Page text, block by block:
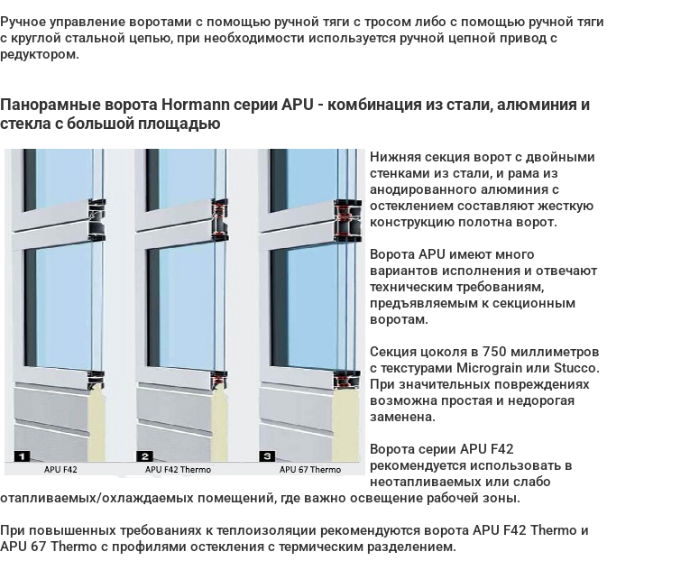
Ручное управление воротами с помощью ручной тяги с тросом либо с помощью ручной тяги
с круглой стальной цепью, при необходимости используется ручной цепной привод с
редуктором.
Панорамные ворота Hormann серии APU - комбинация из стали, алюминия и
стекла с большой площадью
Нижняя секция ворот с двойными
стенками из стали, и рама из
анодированного алюминия с
остеклением составляют жесткую
конструкцию полотна ворот.
Ворота APU имеют много
вариантов исполнения и отвечают
техническим требованиям,
предъявляемым к секционным
воротам.
Секция цоколя в 750 миллиметров
с текстурами Micrograin или Stucco.
При значительных повреждениях
возможна простая и недорогая
заменена.
Ворота серии APU F42
рекомендуется использовать в
неотапливаемых или слабо
отапливаемых/охлаждаемых помещений, где важно освещение рабочей зоны.
При повышенных требованиях к теплоизоляции рекомендуются ворота APU F42 Thermo и
APU 67 Thermo с профилями остекления с термическим разделением.